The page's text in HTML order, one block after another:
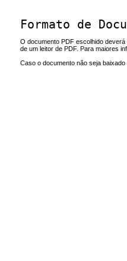
Formato de
O documento PDF escolhido
de um leitor de PDF. Para maiores
Caso o documento não seja baixado